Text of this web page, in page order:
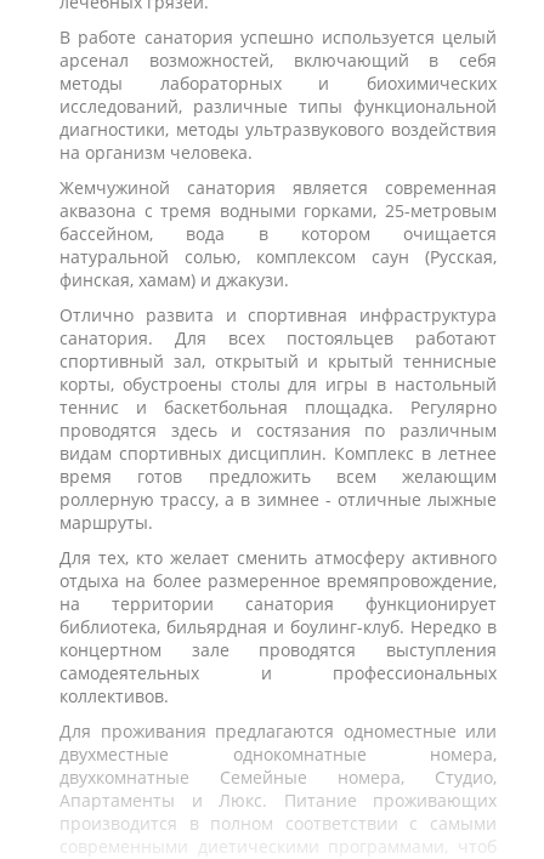
В работе санатория успешно используется целый
арсенал возможностей, включающий в себя
методы лабораторных и биохимических
исследований, различные типы функциональной
диагностики, методы ультразвукового воздействия
на организм человека.
Жемчужиной санатория является современная
аквазона с тремя водными горками, 25-метровым
бассейном, вода в котором очищается
натуральной солью, комплексом саун (Русская,
финская, хамам) и джакузи.
Отлично развита и спортивная инфраструктура
санатория. Для всех постояльцев работают
спортивный зал, открытый и крытый теннисные
корты, обустроены столы для игры в настольный
теннис и баскетбольная площадка. Регулярно
проводятся здесь и состязания по различным
видам спортивных дисциплин. Комплекс в летнее
время готов предложить всем желающим
роллерную трассу, а в зимнее - отличные лыжные
маршруты.
Для тех, кто желает сменить атмосферу активного
отдыха на более размеренное времяпровождение,
на территории санатория функционирует
библиотека, бильярдная и боулинг-клуб. Нередко в
концертном зале проводятся выступления
самодеятельных и профессиональных
коллективов.
Для проживания предлагаются одноместные или
двухместные однокомнатные номера,
двухкомнатные Семейные номера, Студио,
Апартаменты и Люкс. Питание проживающих
производится в полном соответствии с самыми
современными диетическими программами, чтоб